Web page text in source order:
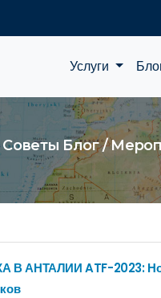
Услуги
Блог /
АНТАЛИИ ATF-2023: